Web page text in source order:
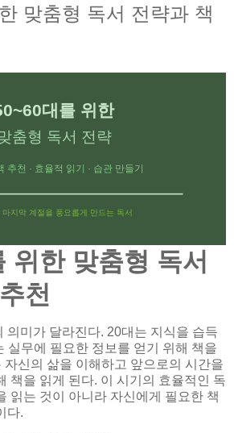
맞춤형 독서 전략과 책
대를 위한
춤형 독서 전략
추천 · 효율적 읽기 · 습관 만들기
마지막 계절을 풍요롭게 만드는 독서
위한 맞춤형 독서
천
의미가 달라진다. 20대는 지식을 습득
실무에 필요한 정보를 얻기 위해 책을
자신의 삶을 이해하고 앞으로의 시간을
책을 읽게 된다. 이 시기의 효율적인 독
읽는 것이 아니라 자신에게 필요한 책
다.